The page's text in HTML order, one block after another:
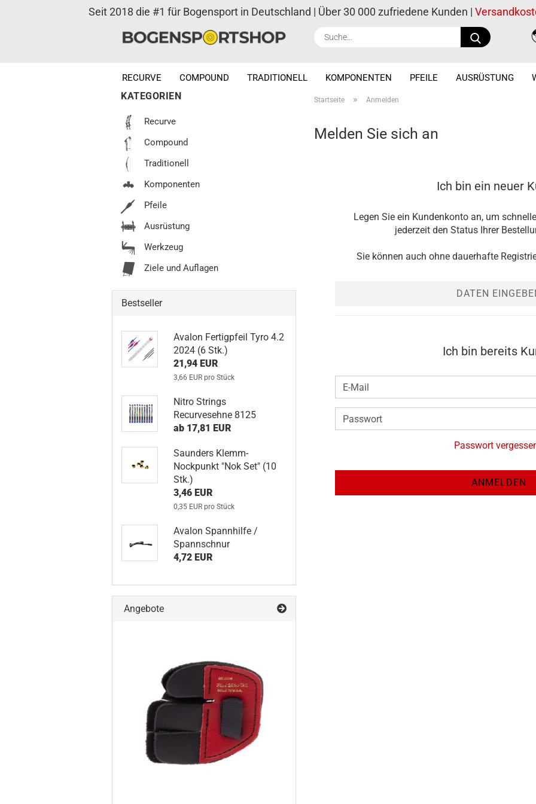
Suche...
Seit 2018 die #1 für Bogensport in Deutschland | Über 30 000 zufriedene Kunden |
RECURVE COMPOUND TRADITIONELL KOMPONENTEN PFEILE AUSRÜSTUNG
Startseite » Anmelden
Melden Sie sich an
Ich bin ein neuer
Legen Sie ein Kundenkonto an, um
jederzeit den Status Ihrer
Sie können auch ohne dauerhafte
DATEN
Ich bin bereits
Passwort
KATEGORIEN
Recurve
Compound
Traditionell
Komponenten
Pfeile
Ausrüstung
Werkzeug
Ziele und Auflagen
Bestseller
Avalon Fertigpfeil Tyro 4.2
2024 (6 Stk.)
21,94 EUR
3,66 EUR pro Stück
Nitro Strings
Recurvesehne 8125
ab 17,81 EUR
Saunders Klemm-
Nockpunkt "Nok Set" (10
Stk.)
3,46 EUR
0,35 EUR pro Stück
Avalon Spannhilfe /
Spannschnur
4,72 EUR
Angebote